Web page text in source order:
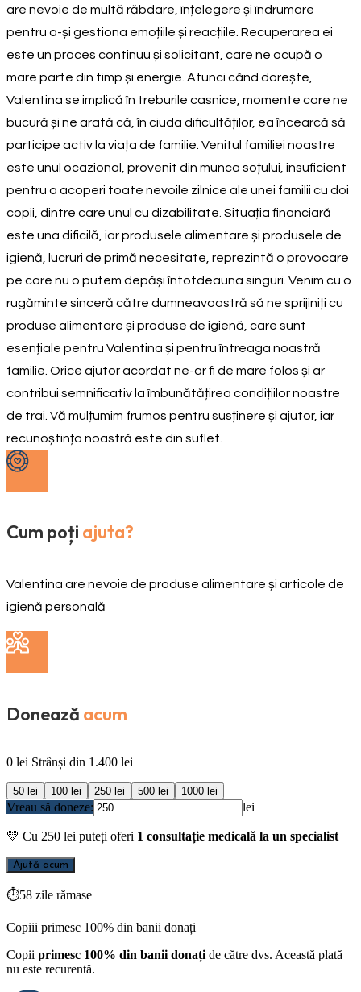
are nevoie de multă răbdare, înțelegere și îndrumare
pentru a-și gestiona emoțiile și reacțiile. Recuperarea ei
este un proces continuu și solicitant, care ne ocupă o
mare parte din timp și energie. Atunci când dorește,
Valentina se implică în treburile casnice, momente care ne
bucură și ne arată că, în ciuda dificultăților, ea încearcă să
participe activ la viața de familie. Venitul familiei noastre
este unul ocazional, provenit din munca soțului, insuficient
pentru a acoperi toate nevoile zilnice ale unei familii cu doi
copii, dintre care unul cu dizabilitate. Situația financiară
este una dificilă, iar produsele alimentare și produsele de
igienă, lucruri de primă necesitate, reprezintă o provocare
pe care nu o putem depăși întotdeauna singuri. Venim cu o
rugăminte sinceră către dumneavoastră să ne sprijiniți cu
produse alimentare și produse de igienă, care sunt
esențiale pentru Valentina și pentru întreaga noastră
familie. Orice ajutor acordat ne-ar fi de mare folos și ar
contribui semnificativ la îmbunătățirea condițiilor noastre
de trai. Vă mulțumim frumos pentru susținere și ajutor, iar
recunoștința noastră este din suflet.
Cum poți ajuta?
Valentina are nevoie de produse alimentare și articole de
igienă personală
Donează acum
0 lei Strânși din 1.400 lei
50 lei 100 lei 250 lei 500 lei 1000 lei
Vreau să doneze: lei
💛 Cu 250 lei puteți oferi 1 consultație medicală la un specialist
Ajută acum
⏱58 zile rămase
Copiii primesc 100% din banii donați
Copii primesc 100% din banii donați de către dvs. Această plată
nu este recurentă.